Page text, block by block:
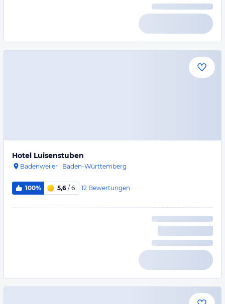
Hotel Luisenstuben
Badenweiler · Baden-Württemberg
100% 5,6 / 6 12 Bewertungen